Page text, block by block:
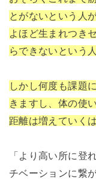
とがないという人
よほど生まれつき
らできないという
しかし何度も課題
きますし、体の使
距離は増えていく
「より高い所に登
チベーションに繋